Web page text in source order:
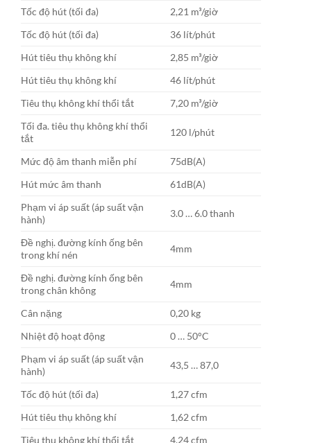
Tốc độ hút (tối đa)
2,21 m³/giờ
Tốc độ hút (tối đa)
36 lít/phút
Hút tiêu thụ không khí
2,85 m³/giờ
Hút tiêu thụ không khí
46 lít/phút
Tiêu thụ không khí thổi tắt
7,20 m³/giờ
Tối đa. tiêu thụ không khí thổi
tắt
120 l/phút
Mức độ âm thanh miễn phí
75dB(A)
Hút mức âm thanh
61dB(A)
Phạm vi áp suất (áp suất vận
hành)
3.0 … 6.0 thanh
Đề nghị. đường kính ống bên
trong khí nén
4mm
Đề nghị. đường kính ống bên
trong chân không
4mm
Cân nặng
0,20 kg
Nhiệt độ hoạt động
0 … 50°C
Phạm vi áp suất (áp suất vận
hành)
43,5 … 87,0
Tốc độ hút (tối đa)
1,27 cfm
Hút tiêu thụ không khí
1,62 cfm
Tiêu thụ không khí thổi tắt
4,24 cfm